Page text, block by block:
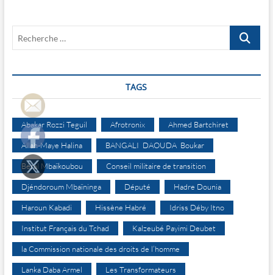
d’Amsinéné
Recherche
TAGS
Abakar Rozzi Teguil Afrotronix Ahmed Bartchiret
Allah-Maye Halina BANGALI DAOUDA Boukar
Béral Mbaïkoubou Conseil militaire de transition
Djéndoroum Mbaïninga Député Hadre Dounia
Haroun Kabadi Hissène Habré Idriss Déby Itno
Institut Français du Tchad Kalzeubé Payimi Deubet
la Commission nationale des droits de l’homme
Lanka Daba Armel Les Transformateurs